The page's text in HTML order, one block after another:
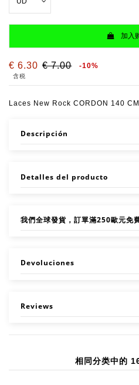
加入
€ 6.30 € 7.00 -10%
含税
Laces New Rock CORDON 140
Descripción
Detalles del producto
我們全球發貨，訂單滿250歐元免
Devoluciones
Reviews
相同分类中的